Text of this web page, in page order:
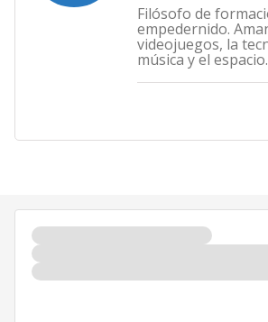
Filósofo de
empedernido.
videojuegos, la
música y el espacio.